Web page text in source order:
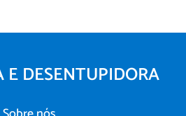
E DESENTUPIDORA